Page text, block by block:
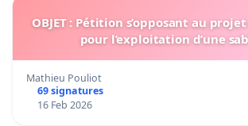
OBJET : Pétition s’opposant au
pour l’exploitation d’une
Mathieu Pouliot
69 signatures
16 Feb 2026